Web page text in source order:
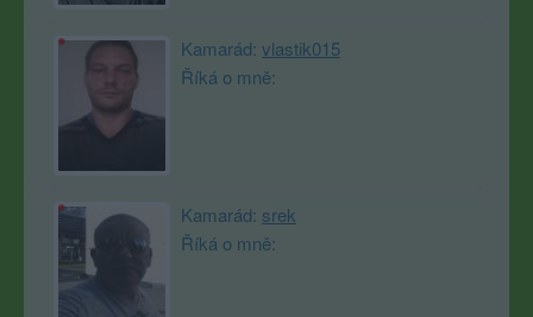
Kamarád: vlastik015
Říká o mně:
Kamarád: srek
Říká o mně: